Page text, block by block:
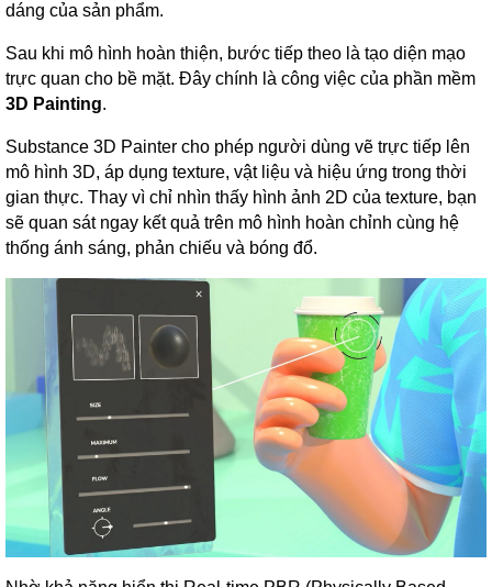
dáng của sản phẩm.
Sau khi mô hình hoàn thiện, bước tiếp theo là tạo diện mạo
trực quan cho bề mặt. Đây chính là công việc của phần mềm
3D Painting.
Substance 3D Painter cho phép người dùng vẽ trực tiếp lên
mô hình 3D, áp dụng texture, vật liệu và hiệu ứng trong thời
gian thực. Thay vì chỉ nhìn thấy hình ảnh 2D của texture, bạn
sẽ quan sát ngay kết quả trên mô hình hoàn chỉnh cùng hệ
thống ánh sáng, phản chiếu và bóng đổ.